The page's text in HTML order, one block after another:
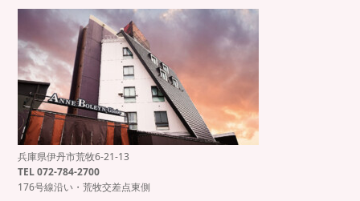
もっと見る
兵庫県伊丹市荒牧6-21-13
TEL 072-784-2700
176号線沿い・荒牧交差点東側